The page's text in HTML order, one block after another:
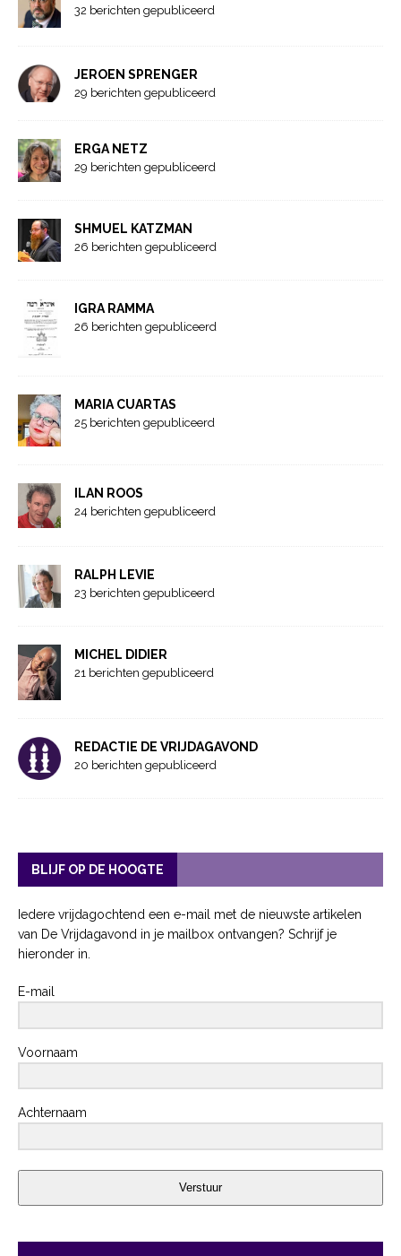
32 berichten gepubliceerd
JEROEN SPRENGER
29 berichten gepubliceerd
ERGA NETZ
29 berichten gepubliceerd
SHMUEL KATZMAN
26 berichten gepubliceerd
IGRA RAMMA
26 berichten gepubliceerd
MARIA CUARTAS
25 berichten gepubliceerd
ILAN ROOS
24 berichten gepubliceerd
RALPH LEVIE
23 berichten gepubliceerd
MICHEL DIDIER
21 berichten gepubliceerd
REDACTIE DE VRIJDAGAVOND
20 berichten gepubliceerd
BLIJF OP DE HOOGTE
Iedere vrijdagochtend een e-mail met de nieuwste artikelen
van De Vrijdagavond in je mailbox ontvangen? Schrijf je
hieronder in.
E-mail
Voornaam
Achternaam
Verstuur